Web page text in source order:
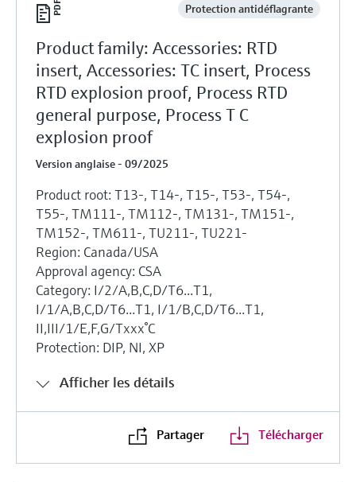
Protection antidéflagrante
Product family: Accessories: RTD
insert, Accessories: TC insert, Process
RTD explosion proof, Process RTD
general purpose, Process T C
explosion proof
Version anglaise - 09/2025
Product root: T13-, T14-, T15-, T53-, T54-,
T55-, TM111-, TM112-, TM131-, TM151-,
TM152-, TM611-, TU211-, TU221-
Region: Canada/USA
Approval agency: CSA
Category: I/2/A,B,C,D/T6...T1,
I/1/A,B,C,D/T6...T1, I/1/B,C,D/T6...T1,
II,III/1/E,F,G/Txxx°C
Protection: DIP, NI, XP
Afficher les détails
Partager Télécharger